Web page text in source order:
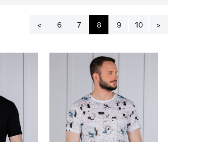
< 6 7 8 9 10 >